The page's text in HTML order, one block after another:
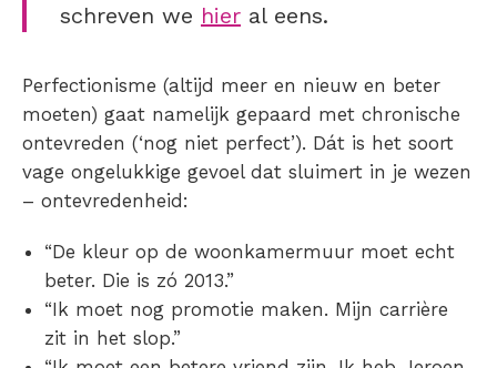
schreven we hier al eens.
Perfectionisme (altijd meer en nieuw en beter
moeten) gaat namelijk gepaard met chronische
ontevreden (‘nog niet perfect’). Dát is het soort
vage ongelukkige gevoel dat sluimert in je wezen
– ontevredenheid:
“De kleur op de woonkamermuur moet echt
beter. Die is zó 2013.”
“Ik moet nog promotie maken. Mijn carrière
zit in het slop.”